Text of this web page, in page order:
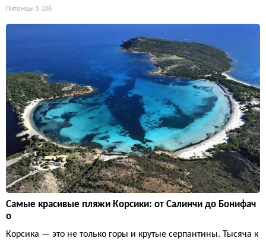
Питомцы 5 106
Самые красивые пляжи Корсики: от Салинчи до Бонифач
о
Корсика — это не только горы и крутые серпантины. Тысяча к